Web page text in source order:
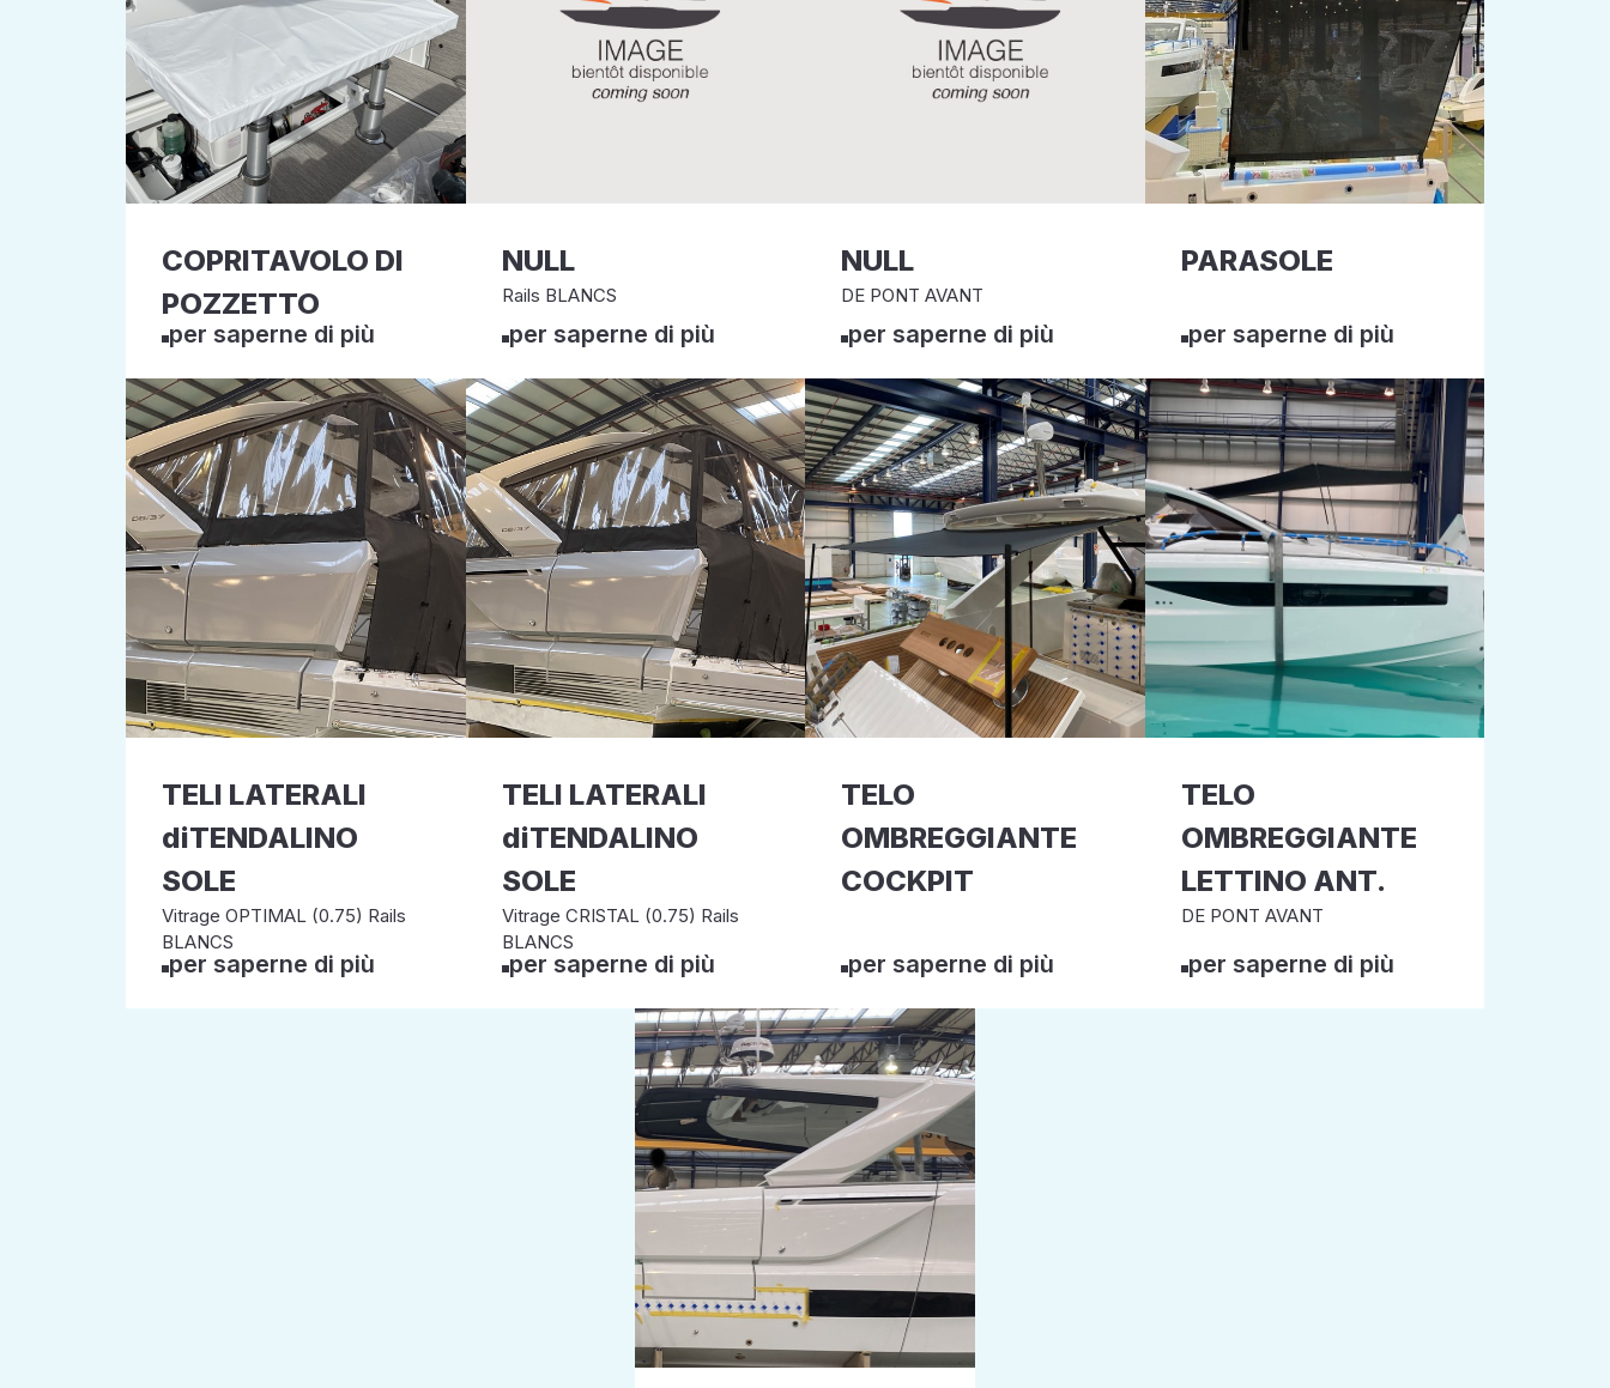
COPRITAVOLO DI
POZZETTO
per saperne di più
NULL
Rails BLANCS
per saperne di più
NULL
DE PONT AVANT
per saperne di più
PARASOLE
per saperne di più
TELI LATERALI
diTENDALINO
SOLE
Vitrage OPTIMAL (0.75) Rails
BLANCS
per saperne di più
TELI LATERALI
diTENDALINO
SOLE
Vitrage CRISTAL (0.75) Rails
BLANCS
per saperne di più
TELO
OMBREGGIANTE
COCKPIT
per saperne di più
TELO
OMBREGGIANTE
LETTINO ANT.
DE PONT AVANT
per saperne di più